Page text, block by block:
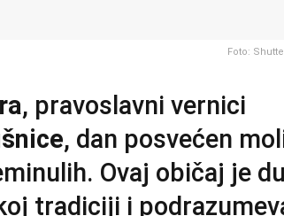
Foto:
, pravoslavni vernici
, dan posvećen
Ovaj običaj je
tradiciji i